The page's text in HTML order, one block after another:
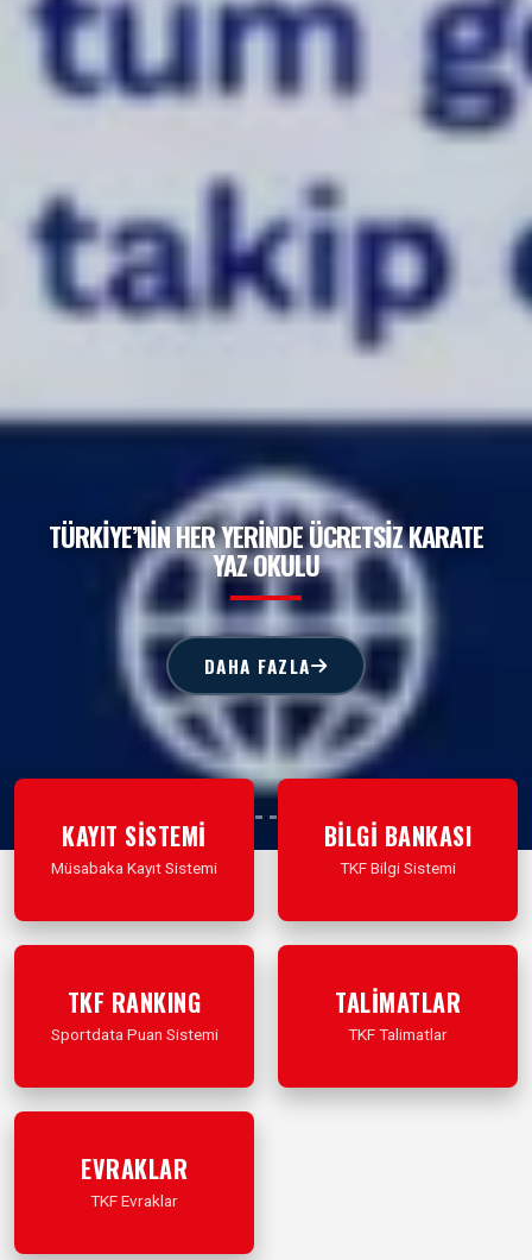
TÜRKİYE’NİN HER YERİNDE ÜCRETSİZ KARATE
YAZ OKULU
DAHA FAZLA
KAYIT SİSTEMİ
Müsabaka Kayıt Sistemi
İleri Git
BİLGİ BANKASI
TKF Bilgi Sistemi
İleri Git
TKF RANKING
Sportdata Puan Sistemi
İleri Git
TALİMATLAR
TKF Talimatlar
EVRAKLAR
TKF Evraklar